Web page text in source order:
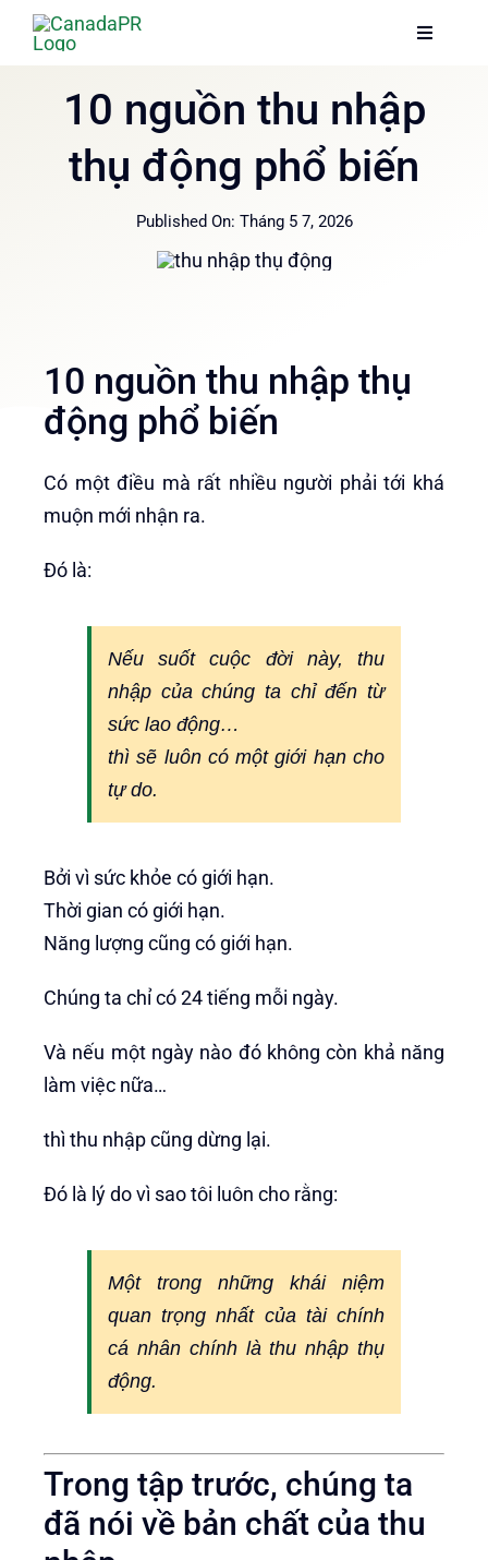
Skip
Toggle
Trang chủ
Dịch vụ
Hướng dẫn
Toggle
Trang chủ
Dịch vụ
Hướng dẫn
10 nguồn thu nhập
thụ động phổ biến
Published On: Tháng 5 7, 2026
10 nguồn thu nhập thụ
động phổ biến
Có một điều mà rất nhiều người phải tới khá
muộn mới nhận ra.
Đó là:
Nếu suốt cuộc đời này, thu
nhập của chúng ta chỉ đến từ
sức lao động…
thì sẽ luôn có một giới hạn cho
tự do.
Bởi vì sức khỏe có giới hạn.
Thời gian có giới hạn.
Năng lượng cũng có giới hạn.
Chúng ta chỉ có 24 tiếng mỗi ngày.
Và nếu một ngày nào đó không còn khả năng
làm việc nữa…
thì thu nhập cũng dừng lại.
Đó là lý do vì sao tôi luôn cho rằng:
Một trong những khái niệm
quan trọng nhất của tài chính
cá nhân chính là thu nhập thụ
động.
Trong tập trước, chúng ta
đã nói về bản chất của thu